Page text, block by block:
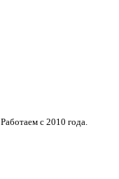
. Работаем с 2010 года.